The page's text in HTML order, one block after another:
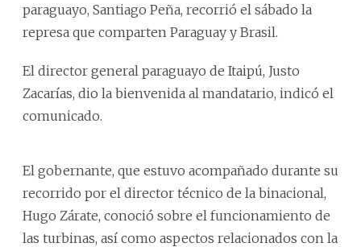
paraguayo, Santiago Peña, recorrió el sábado la
represa que comparten Paraguay y Brasil.
El director general paraguayo de Itaipú, Justo
Zacarías, dio la bienvenida al mandatario, indicó el
comunicado.
El gobernante, que estuvo acompañado durante su
recorrido por el director técnico de la binacional,
Hugo Zárate, conoció sobre el funcionamiento de
las turbinas, así como aspectos relacionados con la